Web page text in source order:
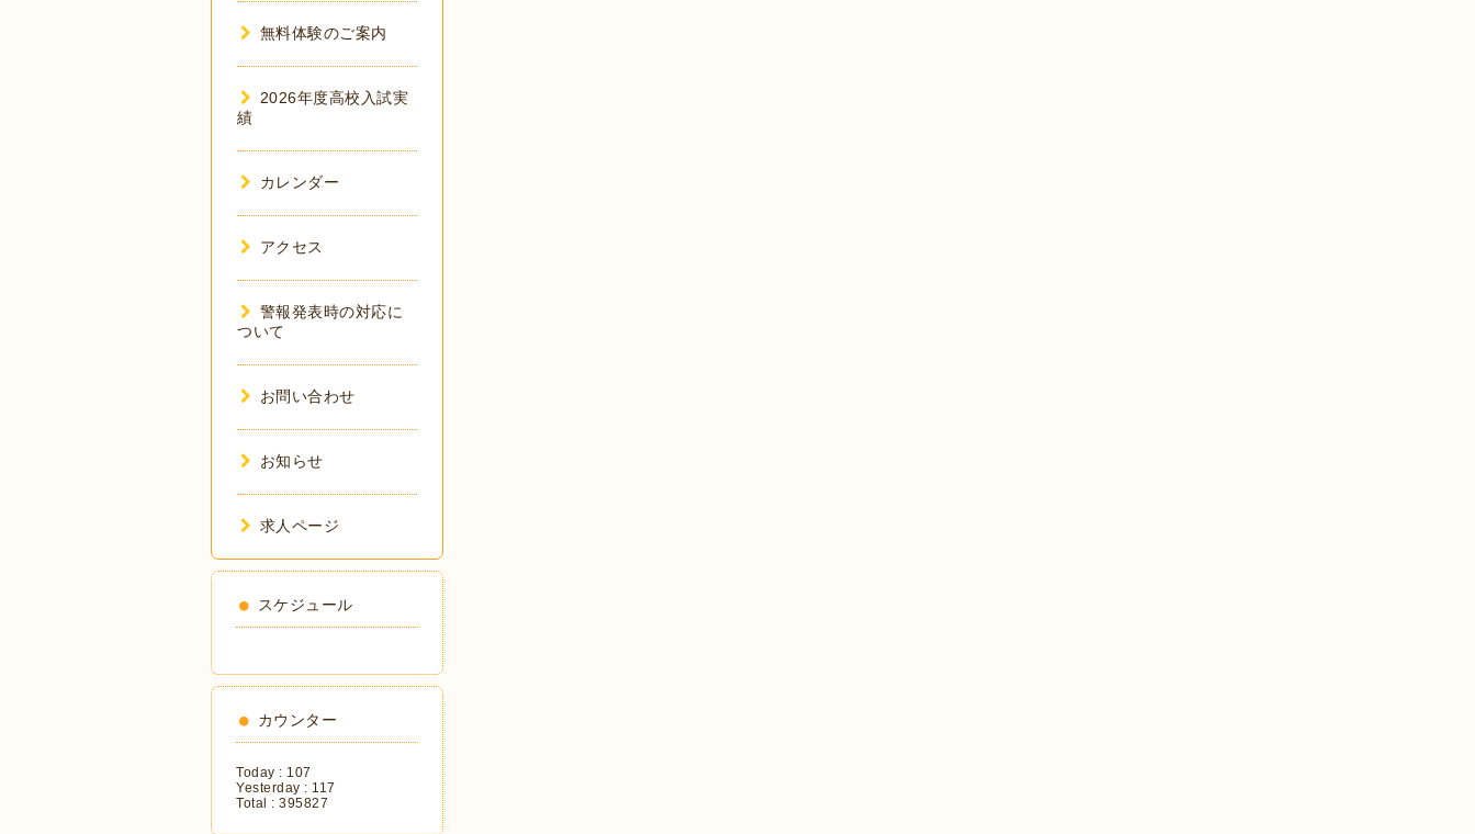
無料体験のご案内
2026年度高校入試実
績
カレンダー
アクセス
警報発表時の対応に
ついて
お問い合わせ
お知らせ
求人ページ
スケジュール
カウンター
Today : 107
Yesterday : 117
Total : 395827